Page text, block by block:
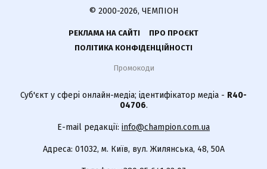
© 2000-2026, ЧЕМПІОН
РЕКЛАМА НА САЙТІ
ПРО ПРОЄКТ
ПОЛІТИКА КОНФІДЕНЦІЙНОСТІ
Промокоди
Суб'єкт у сфері онлайн-медіа; ідентифікатор медіа - R40-
04706.
E-mail редакції: info@champion.com.ua
Адреса: 01032, м. Київ, вул. Жилянська, 48, 50А